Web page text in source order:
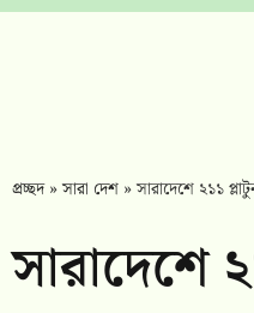
প্রচ্ছদ»সারা দেশ »সারাদেশে ২১১
সারাদেশে